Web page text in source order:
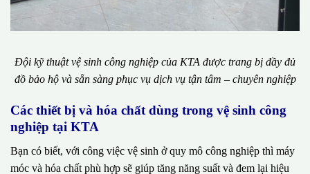
Đội kỹ thuật vệ sinh công nghiệp của KTA được trang bị đầy đủ
đồ bảo hộ và sẵn sàng phục vụ dịch vụ tận tâm – chuyên nghiệp
Các thiết bị và hóa chất dùng trong vệ sinh công
nghiệp tại KTA
Bạn có biết, với công việc vệ sinh ở quy mô công nghiệp thì máy
móc và hóa chất phù hợp sẽ giúp tăng năng suất và đem lại hiệu